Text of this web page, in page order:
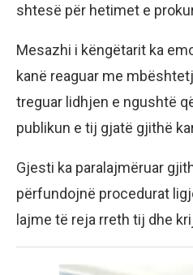
shtesë për hetimet e
Mesazhi i këngëtarit ka
kanë reaguar me
treguar lidhjen e ngushtë
publikun e tij gjatë gjithë
Gjesti ka paralajmëruar
përfundojnë procedurat
lajme të reja rreth tij dhe